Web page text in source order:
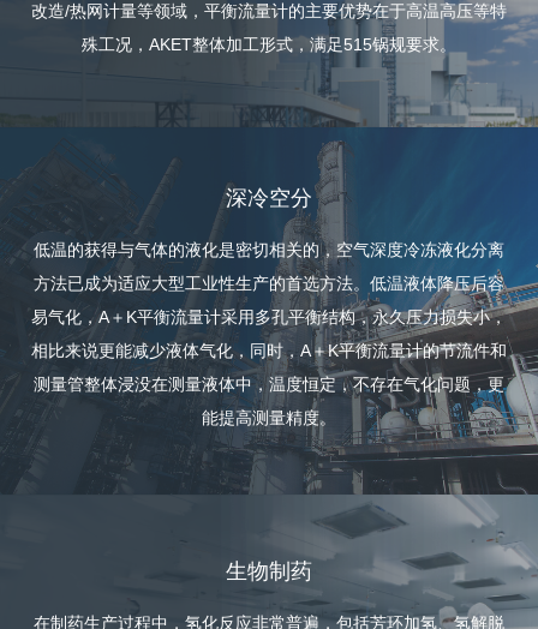
改造/热网计量等领域，平衡流量计的主要优势在于高温高压等特
殊工况，AKET整体加工形式，满足515锅规要求。
深冷空分
低温的获得与气体的液化是密切相关的，空气深度冷冻液化分离
方法已成为适应大型工业性生产的首选方法。低温液体降压后容
易气化，A＋K平衡流量计采用多孔平衡结构，永久压力损失小，
相比来说更能减少液体气化，同时，A＋K平衡流量计的节流件和
测量管整体浸没在测量液体中，温度恒定，不存在气化问题，更
能提高测量精度。
生物制药
在制药生产过程中，氢化反应非常普遍，包括芳环加氢、氢解脱